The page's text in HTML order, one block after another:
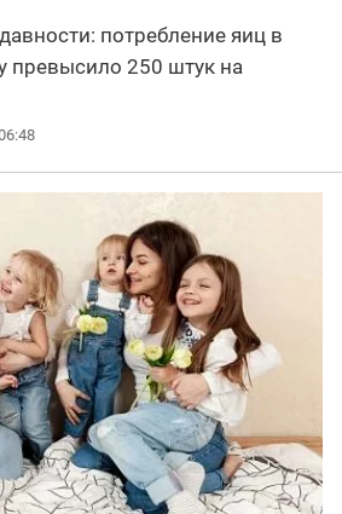
потребление яиц в
превысило 250 штук на